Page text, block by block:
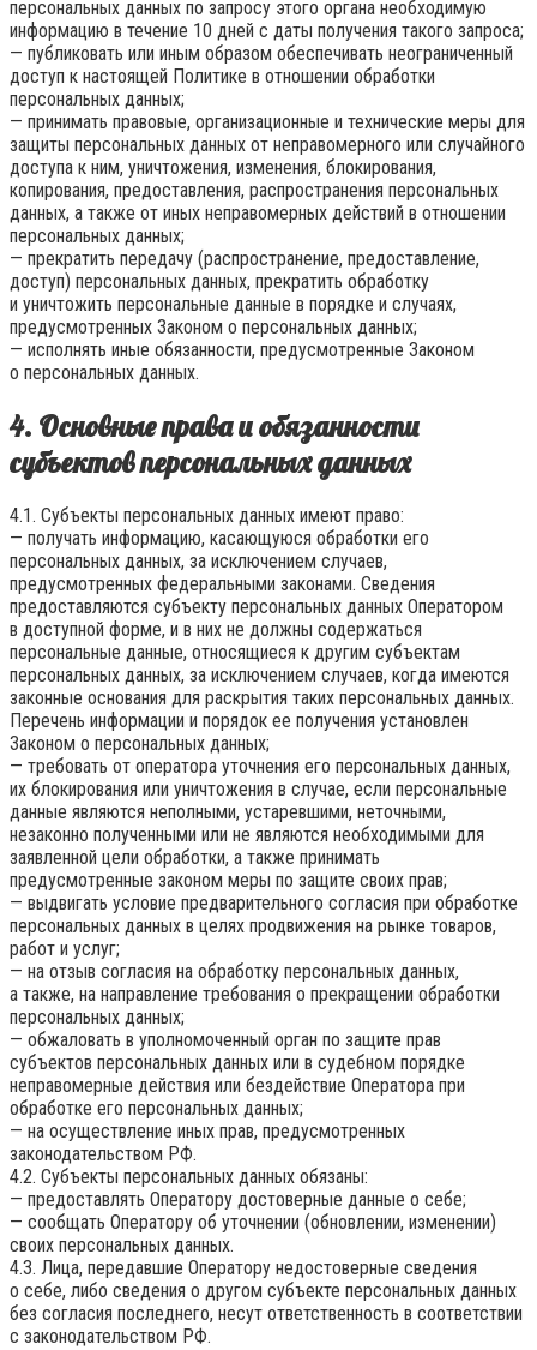
персональных данных по запросу этого органа необходимую
информацию в течение 10 дней с даты получения такого запроса;
— публиковать или иным образом обеспечивать неограниченный
доступ к настоящей Политике в отношении обработки
персональных данных;
— принимать правовые, организационные и технические меры для
защиты персональных данных от неправомерного или случайного
доступа к ним, уничтожения, изменения, блокирования,
копирования, предоставления, распространения персональных
данных, а также от иных неправомерных действий в отношении
персональных данных;
— прекратить передачу (распространение, предоставление,
доступ) персональных данных, прекратить обработку
и уничтожить персональные данные в порядке и случаях,
предусмотренных Законом о персональных данных;
— исполнять иные обязанности, предусмотренные Законом
о персональных данных.
4. Основные права и обязанности
субъектов персональных данных
4.1. Субъекты персональных данных имеют право:
— получать информацию, касающуюся обработки его
персональных данных, за исключением случаев,
предусмотренных федеральными законами. Сведения
предоставляются субъекту персональных данных Оператором
в доступной форме, и в них не должны содержаться
персональные данные, относящиеся к другим субъектам
персональных данных, за исключением случаев, когда имеются
законные основания для раскрытия таких персональных данных.
Перечень информации и порядок ее получения установлен
Законом о персональных данных;
— требовать от оператора уточнения его персональных данных,
их блокирования или уничтожения в случае, если персональные
данные являются неполными, устаревшими, неточными,
незаконно полученными или не являются необходимыми для
заявленной цели обработки, а также принимать
предусмотренные законом меры по защите своих прав;
— выдвигать условие предварительного согласия при обработке
персональных данных в целях продвижения на рынке товаров,
работ и услуг;
— на отзыв согласия на обработку персональных данных,
а также, на направление требования о прекращении обработки
персональных данных;
— обжаловать в уполномоченный орган по защите прав
субъектов персональных данных или в судебном порядке
неправомерные действия или бездействие Оператора при
обработке его персональных данных;
— на осуществление иных прав, предусмотренных
законодательством РФ.
4.2. Субъекты персональных данных обязаны:
— предоставлять Оператору достоверные данные о себе;
— сообщать Оператору об уточнении (обновлении, изменении)
своих персональных данных.
4.3. Лица, передавшие Оператору недостоверные сведения
о себе, либо сведения о другом субъекте персональных данных
без согласия последнего, несут ответственность в соответствии
с законодательством РФ.